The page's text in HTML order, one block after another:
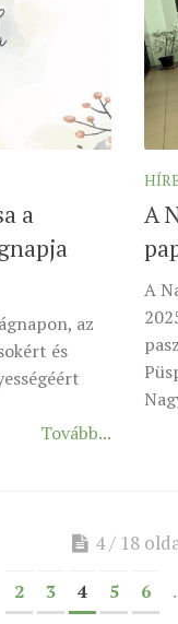
a
az
és
Tovább...
A
A
4 / 18
2 3 4 5 6